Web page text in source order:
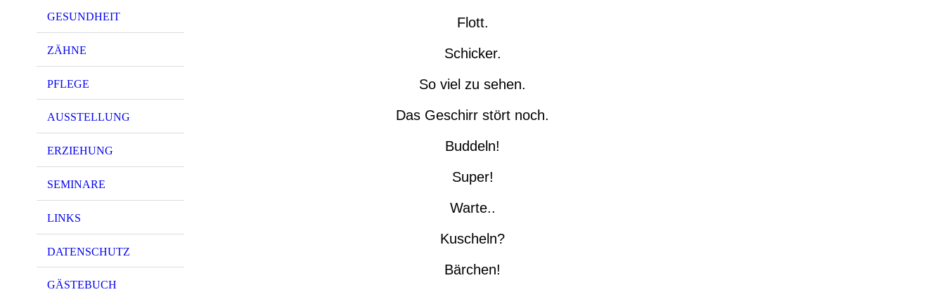
GESUNDHEIT
ZÄHNE
PFLEGE
AUSSTELLUNG
ERZIEHUNG
SEMINARE
LINKS
DATENSCHUTZ
GÄSTEBUCH
Flott.
Schicker.
So viel zu sehen.
Das Geschirr stört noch.
Buddeln!
Super!
Warte..
Kuscheln?
Bärchen!